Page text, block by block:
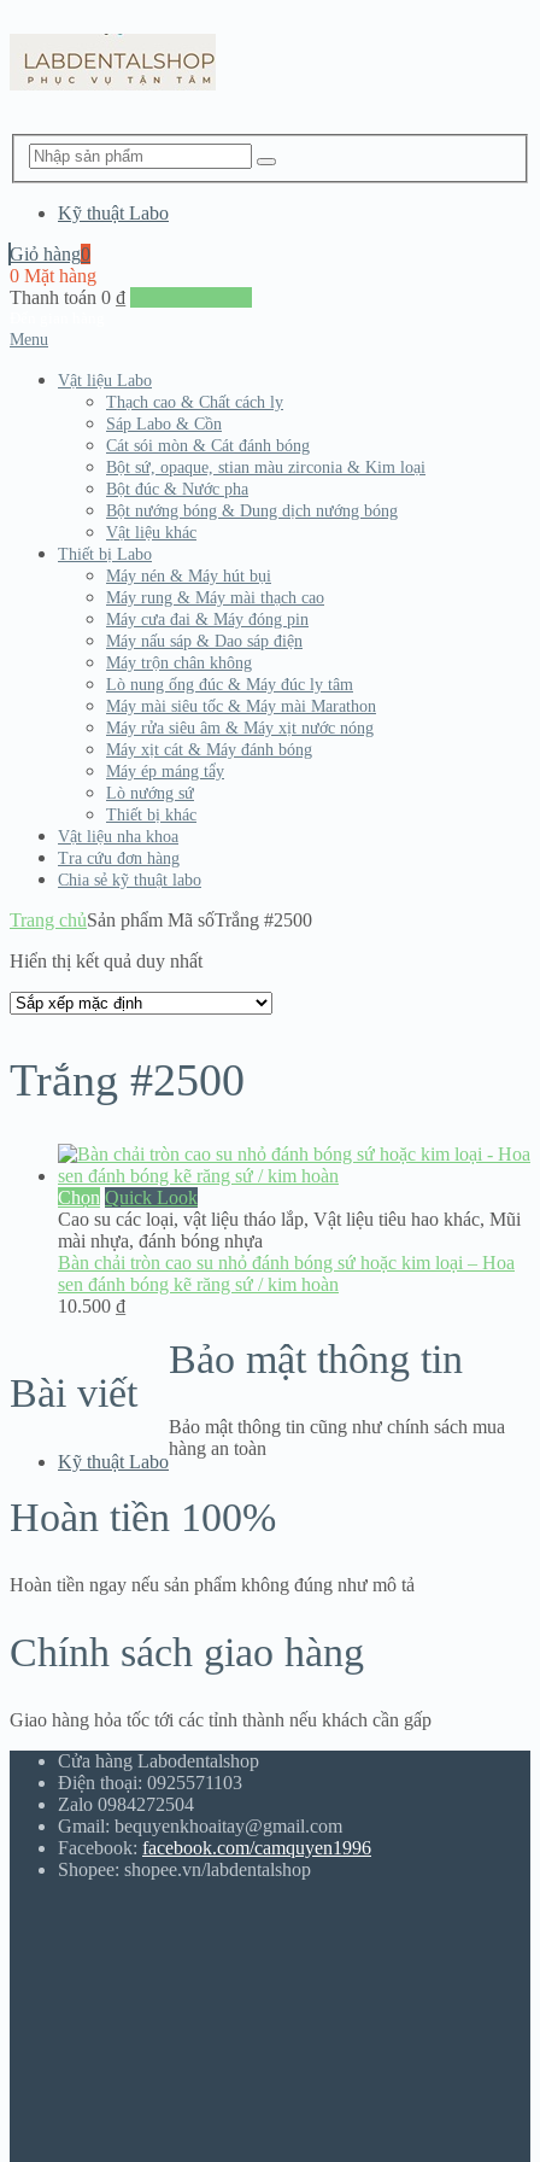
Kỹ thuật Labo
Giỏ hàng0
0 Mặt hàng
Thanh toán 0 ₫
Menu
Vật liệu Labo
Thạch cao & Chất cách ly
Sáp Labo & Cồn
Cát sói mòn & Cát đánh bóng
Bột sứ, opaque, stian màu zirconia & Kim loại
Bột đúc & Nước pha
Bột nướng bóng & Dung dịch nướng bóng
Vật liệu khác
Thiết bị Labo
Máy nén & Máy hút bụi
Máy rung & Máy mài thạch cao
Máy cưa đai & Máy đóng pin
Máy nấu sáp & Dao sáp điện
Máy trộn chân không
Lò nung ống đúc & Máy đúc ly tâm
Máy mài siêu tốc & Máy mài Marathon
Máy rửa siêu âm & Máy xịt nước nóng
Máy xịt cát & Máy đánh bóng
Máy ép máng tẩy
Lò nướng sứ
Thiết bị khác
Vật liệu nha khoa
Tra cứu đơn hàng
Chia sẻ kỹ thuật labo
Trang chủSản phẩm Mã sốTrắng #2500
Hiển thị kết quả duy nhất
Trắng #2500
Chọn Quick Look
Cao su các loại, vật liệu tháo lắp, Vật liệu tiêu hao khác, Mũi
mài nhựa, đánh bóng nhựa
Bàn chải tròn cao su nhỏ đánh bóng sứ hoặc kim loại – Hoa
sen đánh bóng kẽ răng sứ / kim hoàn
10.500 ₫
Bài viết
Kỹ thuật Labo
Bảo mật thông tin
Bảo mật thông tin cũng như chính sách mua
hàng an toàn
Hoàn tiền 100%
Hoàn tiền ngay nếu sản phẩm không đúng như mô tả
Chính sách giao hàng
Giao hàng hỏa tốc tới các tỉnh thành nếu khách cần gấp
Cửa hàng Labodentalshop
Điện thoại: 0925571103
Zalo 0984272504
Gmail: bequyenkhoaitay@gmail.com
Facebook: facebook.com/camquyen1996
Shopee: shopee.vn/labdentalshop